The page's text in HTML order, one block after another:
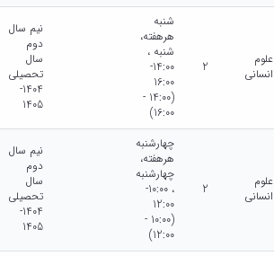
علوم
انسانی
2
شنبه
هرهفته،
شنبه ،
14:00-
16:00
(14:00 -
16:00)
نیم سال
دوم
سال
تحصیلی
1404-
1405
علوم
انسانی
2
چهارشنبه
هرهفته،
چهارشنبه
، 10:00-
12:00
(10:00 -
12:00)
نیم سال
دوم
سال
تحصیلی
1404-
1405